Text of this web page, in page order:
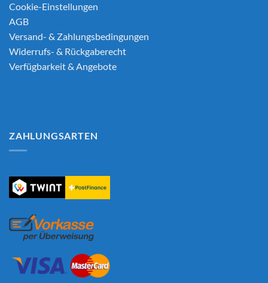
Cookie-Einstellungen
AGB
Versand- & Zahlungsbedingungen
Widerrufs- & Rückgaberecht
Verfügbarkeit & Angebote
ZAHLUNGSARTEN